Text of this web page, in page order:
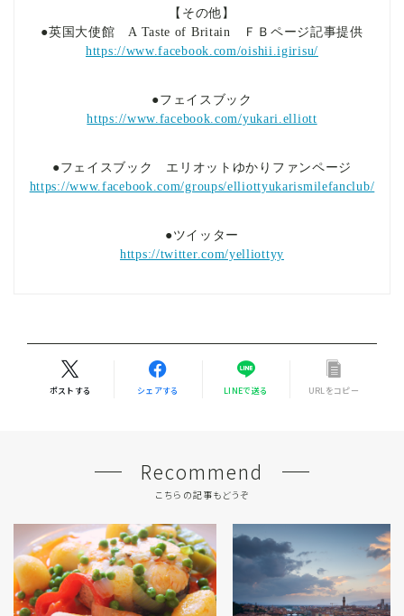
【その他】
●英国大使館 A Taste of Britain ＦＢページ記事提供
https://www.facebook.com/oishii.igirisu/
●フェイスブック
https://www.facebook.com/yukari.elliott
●フェイスブック エリオットゆかりファンページ
https://www.facebook.com/groups/elliottyukarismilefanclub/
●ツイッター
https://twitter.com/yelliottyy
ポストする シェアする LINEで送る URLをコピー
Recommend
こちらの記事もどうぞ